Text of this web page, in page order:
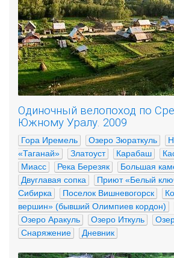
Одиночный велопоход по
Южному Уралу. 2009
Гора Иремель Озеро Зюраткуль
«Таганай»
Златоуст Карабаш
Миасс
Река Березяк
Большая
Двуглавая сопка
Приют «Белый
Сибирка
Поселок Вишневогорск
вершин» (бывший Олимпиев кордон)
Озеро Аракуль
Озеро Иткуль
Снаряжение
Дневник